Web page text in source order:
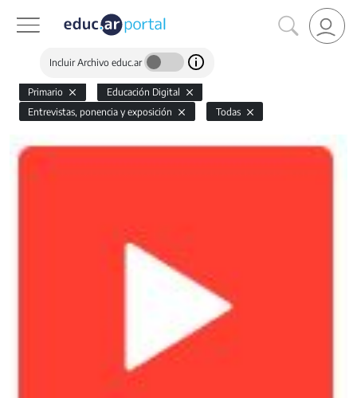
Incluir Archivo educ.ar
Primario
Educación Digital
Entrevistas, ponencia y exposición
Todas